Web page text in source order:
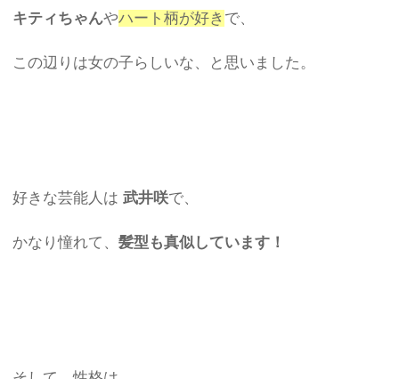
キティちゃんやハート柄が好き で、
この辺りは女の子らしいな、と思いました。
好きな芸能人は武井咲で、
かなり憧れて、髪型も真似しています！